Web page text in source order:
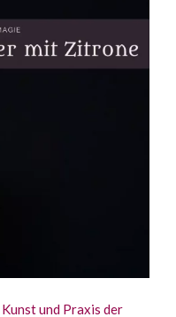
Kunst und Praxis der